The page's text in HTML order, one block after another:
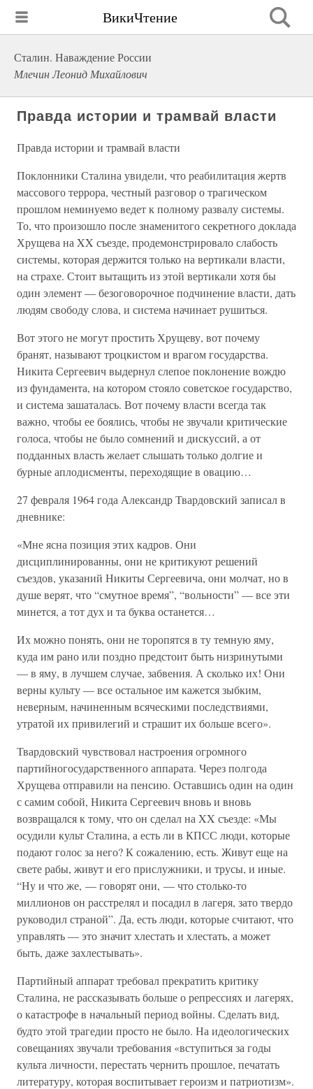
ВикиЧтение
Сталин. Наваждение России
Млечин Леонид Михайлович
Правда истории и трамвай власти
Правда истории и трамвай власти
Поклонники Сталина увидели, что реабилитация жертв
массового террора, честный разговор о трагическом
прошлом неминуемо ведет к полному развалу системы.
То, что произошло после знаменитого секретного доклада
Хрущева на XX съезде, продемонстрировало слабость
системы, которая держится только на вертикали власти,
на страхе. Стоит вытащить из этой вертикали хотя бы
один элемент — безоговорочное подчинение власти, дать
людям свободу слова, и система начинает рушиться.
Вот этого не могут простить Хрущеву, вот почему
бранят, называют троцкистом и врагом государства.
Никита Сергеевич выдернул слепое поклонение вождю
из фундамента, на котором стояло советское государство,
и система зашаталась. Вот почему власти всегда так
важно, чтобы ее боялись, чтобы не звучали критические
голоса, чтобы не было сомнений и дискуссий, а от
подданных власть желает слышать только долгие и
бурные аплодисменты, переходящие в овацию…
27 февраля 1964 года Александр Твардовский записал в
дневнике:
«Мне ясна позиция этих кадров. Они
дисциплинированны, они не критикуют решений
съездов, указаний Никиты Сергеевича, они молчат, но в
душе верят, что “смутное время”, “вольности” — все эти
минется, а тот дух и та буква останется…
Их можно понять, они не торопятся в ту темную яму,
куда им рано или поздно предстоит быть низринутыми
— в яму, в лучшем случае, забвения. А сколько их! Они
верны культу — все остальное им кажется зыбким,
неверным, начиненным всяческими последствиями,
утратой их привилегий и страшит их больше всего».
Твардовский чувствовал настроения огромного
партийногосударственного аппарата. Через полгода
Хрущева отправили на пенсию. Оставшись один на один
с самим собой, Никита Сергеевич вновь и вновь
возвращался к тому, что он сделал на XX съезде: «Мы
осудили культ Сталина, а есть ли в КПСС люди, которые
подают голос за него? К сожалению, есть. Живут еще на
свете рабы, живут и его прислужники, и трусы, и иные.
“Ну и что же, — говорят они, — что столько-то
миллионов он расстрелял и посадил в лагеря, зато твердо
руководил страной”. Да, есть люди, которые считают, что
управлять — это значит хлестать и хлестать, а может
быть, даже захлестывать».
Партийный аппарат требовал прекратить критику
Сталина, не рассказывать больше о репрессиях и лагерях,
о катастрофе в начальный период войны. Сделать вид,
будто этой трагедии просто не было. На идеологических
совещаниях звучали требования «вступиться за годы
культа личности, перестать чернить прошлое, печатать
литературу, которая воспитывает героизм и патриотизм».